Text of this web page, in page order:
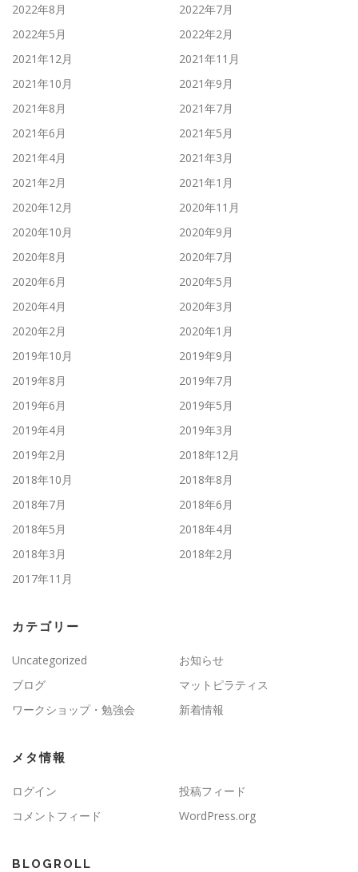
2022年8月
2022年7月
2022年5月
2022年2月
2021年12月
2021年11月
2021年10月
2021年9月
2021年8月
2021年7月
2021年6月
2021年5月
2021年4月
2021年3月
2021年2月
2021年1月
2020年12月
2020年11月
2020年10月
2020年9月
2020年8月
2020年7月
2020年6月
2020年5月
2020年4月
2020年3月
2020年2月
2020年1月
2019年10月
2019年9月
2019年8月
2019年7月
2019年6月
2019年5月
2019年4月
2019年3月
2019年2月
2018年12月
2018年10月
2018年8月
2018年7月
2018年6月
2018年5月
2018年4月
2018年3月
2018年2月
2017年11月
カテゴリー
Uncategorized
お知らせ
ブログ
マットピラティス
ワークショップ・勉強会
新着情報
メタ情報
ログイン
投稿フィード
コメントフィード
WordPress.org
BLOGROLL